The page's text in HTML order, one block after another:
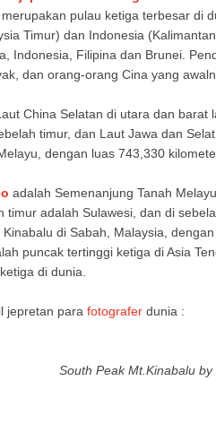
pulau ketiga terbesar di
Timur) dan Indonesia
Indonesia, Filipina dan Brunei.
dan orang-orang Cina yang
China Selatan di utara dan barat
timur, dan Laut Jawa dan
dengan luas 743,330
adalah Semenanjung Tanah
timur adalah Sulawesi, dan di
di Sabah, Malaysia,
puncak tertinggi ketiga di Asia
di dunia.
jepretan para fotografer dunia :
South Peak Mt.Kinabalu by